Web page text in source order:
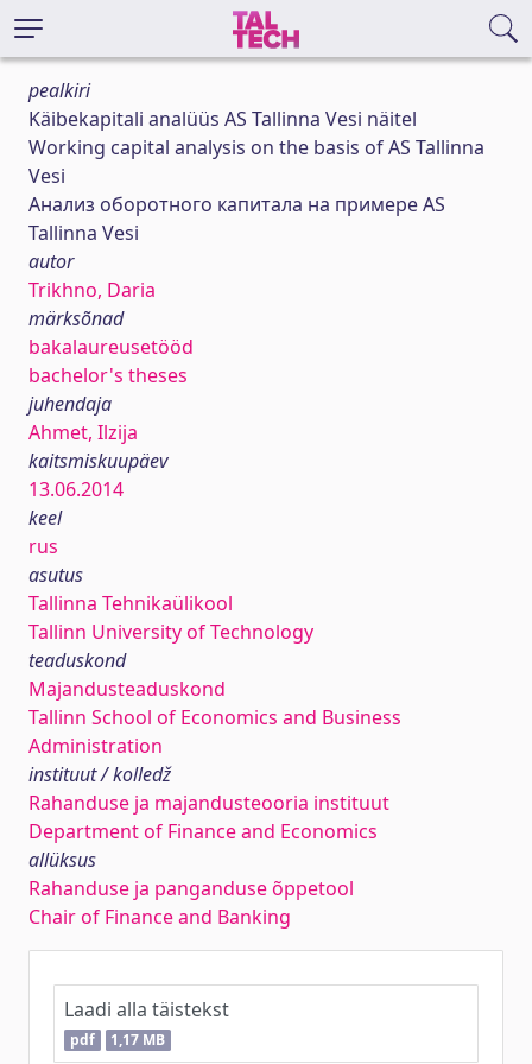
pealkiri
Käibekapitali analüüs AS Tallinna Vesi näitel
Working capital analysis on the basis of AS Tallinna
Vesi
Анализ оборотного капитала на примере AS
Tallinna Vesi
autor
Trikhno, Daria
märksõnad
bakalaureusetööd
bachelor's theses
juhendaja
Ahmet, Ilzija
kaitsmiskuupäev
13.06.2014
keel
rus
asutus
Tallinna Tehnikaülikool
Tallinn University of Technology
teaduskond
Majandusteaduskond
Tallinn School of Economics and Business
Administration
instituut / kolledž
Rahanduse ja majandusteooria instituut
Department of Finance and Economics
allüksus
Rahanduse ja panganduse õppetool
Chair of Finance and Banking
Laadi alla täistekst
pdf 1,17 MB